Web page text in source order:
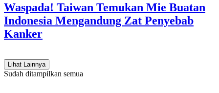
Waspada! Taiwan Temukan Mie Buatan
Indonesia Mengandung Zat Penyebab
Kanker
Lihat Lainnya
Sudah ditampilkan semua